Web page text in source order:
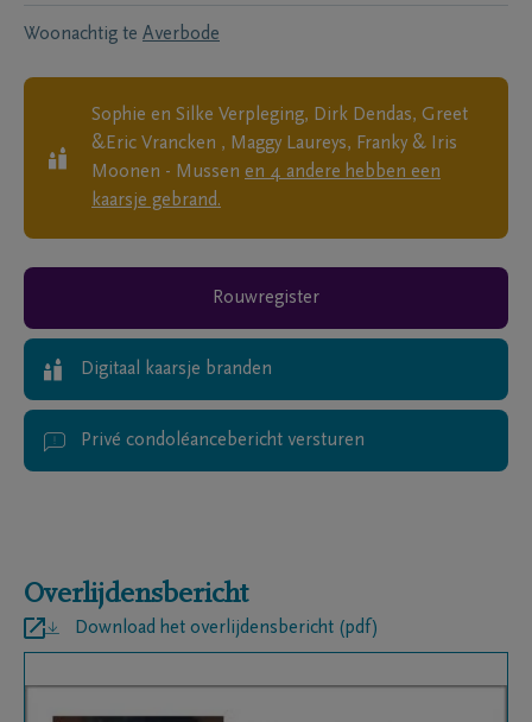
Woonachtig te Averbode
Sophie en Silke Verpleging, Dirk Dendas, Greet
&Eric Vrancken , Maggy Laureys, Franky & Iris
Moonen - Mussen en 4 andere hebben een
kaarsje gebrand.
Rouwregister
Digitaal kaarsje branden
Privé condoléancebericht versturen
Overlijdensbericht
Download het overlijdensbericht (pdf)